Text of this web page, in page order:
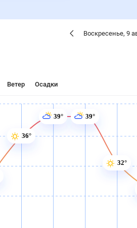
Воскресенье, 9
Ветер Осадки
36°
39° 39°
32°